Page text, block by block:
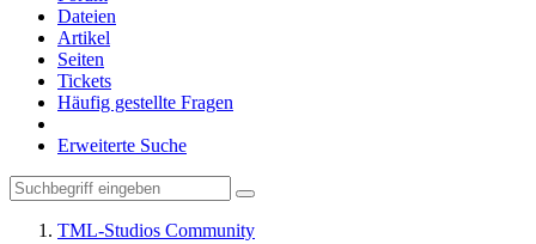
Dateien
Artikel
Seiten
Tickets
Häufig gestellte Fragen
Erweiterte Suche
TML-Studios Community